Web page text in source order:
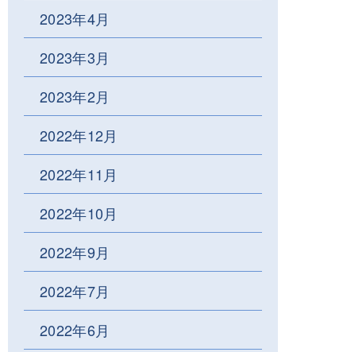
2023年4月
2023年3月
2023年2月
2022年12月
2022年11月
2022年10月
2022年9月
2022年7月
2022年6月